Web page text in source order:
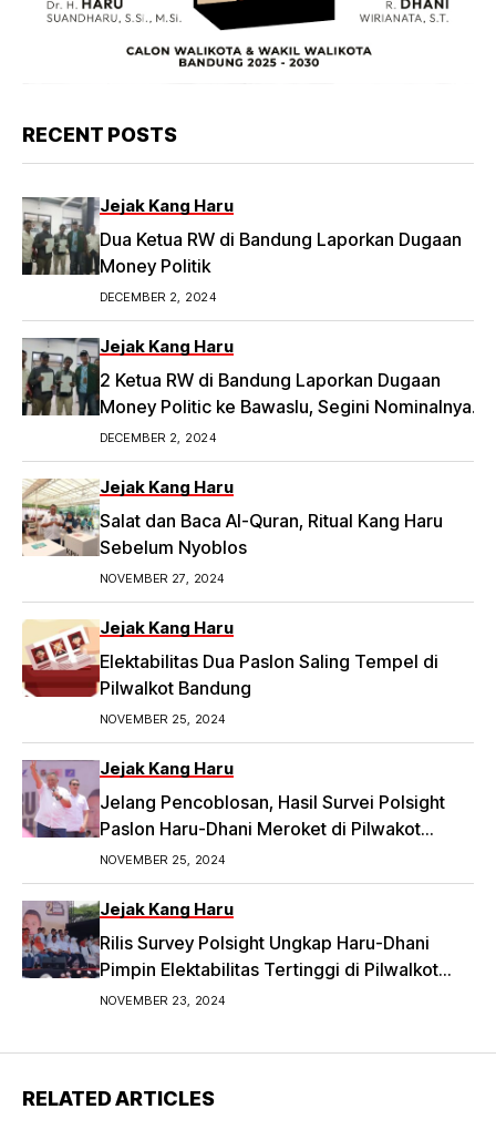
RECENT POSTS
Jejak Kang Haru
Dua Ketua RW di Bandung Laporkan Dugaan
Money Politik
DECEMBER 2, 2024
Jejak Kang Haru
2 Ketua RW di Bandung Laporkan Dugaan
Money Politic ke Bawaslu, Segini Nominalnya
Artikel ini telah tayang di Tribunpriangan.com
dengan judul 2 Ketua RW di Bandung Laporkan
Dugaan Money Politic ke Bawaslu, Segini
Nominalnya,
https://priangan.tribunnews.com/2024/11/30/2-
money-politic-ke-bawaslu-segini-nominalnya.
DECEMBER 2, 2024
Jejak Kang Haru
Salat dan Baca Al-Quran, Ritual Kang Haru
Sebelum Nyoblos
NOVEMBER 27, 2024
Jejak Kang Haru
Elektabilitas Dua Paslon Saling Tempel di
Pilwalkot Bandung
NOVEMBER 25, 2024
Jejak Kang Haru
Jelang Pencoblosan, Hasil Survei Polsight
Paslon Haru-Dhani Meroket di Pilwakot
Bandung
NOVEMBER 25, 2024
Jejak Kang Haru
Rilis Survey Polsight Ungkap Haru-Dhani
Pimpin Elektabilitas Tertinggi di Pilwalkot
Bandung 2024
NOVEMBER 23, 2024
RELATED ARTICLES